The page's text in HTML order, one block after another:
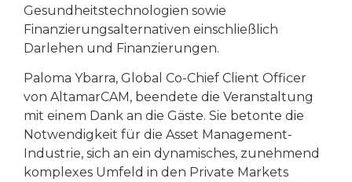
Gesundheitstechnologien sowie
Finanzierungsalternativen einschließlich
Darlehen und Finanzierungen.
Paloma Ybarra, Global Co-Chief Client Officer
von AltamarCAM, beendete die Veranstaltung
mit einem Dank an die Gäste. Sie betonte die
Notwendigkeit für die Asset Management-
Industrie, sich an ein dynamisches, zunehmend
komplexes Umfeld in den Private Markets